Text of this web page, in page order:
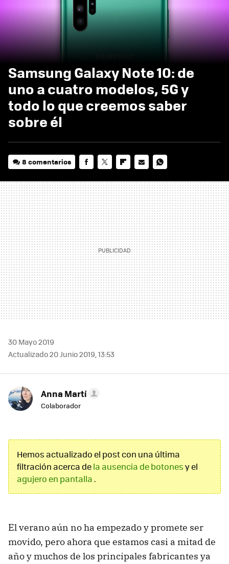
Samsung Galaxy Note 10: de
uno a cuatro modelos, 5G y
todo lo que creemos saber
sobre él
8 comentarios
MAIL
30 Mayo 2019
Actualizado 20 Junio 2019, 13:53
Anna Martí
Colaborador
Hemos actualizado el post con una última
filtración acerca dela ausencia de botonesy el
agujero en pantalla.
El verano aún no ha empezado y promete ser
movido, pero ahora que estamos casi a mitad de
año y muchos de los principales fabricantes ya